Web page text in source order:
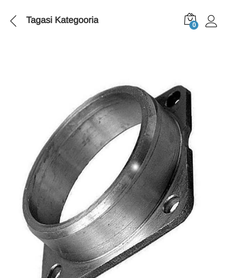
Tagasi Kategooria 0